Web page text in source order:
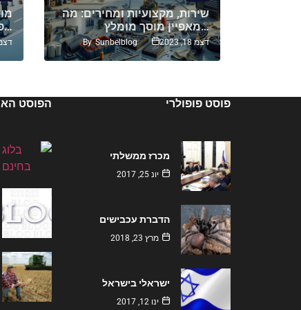
פתרונות טיפול מקצועיים…
דצמ 25,
שירות, מקצועיות ומחירים: מה
מאפיין מוסך מומלץ…
By Sunbelblog דצמ 18, 2023
פוסט פופולרי
מכרז ממשלתי
יונ 25, 2017
הדברת עכבישים
מרץ 23, 2018
ישראלי בישראל
ינו 12, 2017
הפוסט